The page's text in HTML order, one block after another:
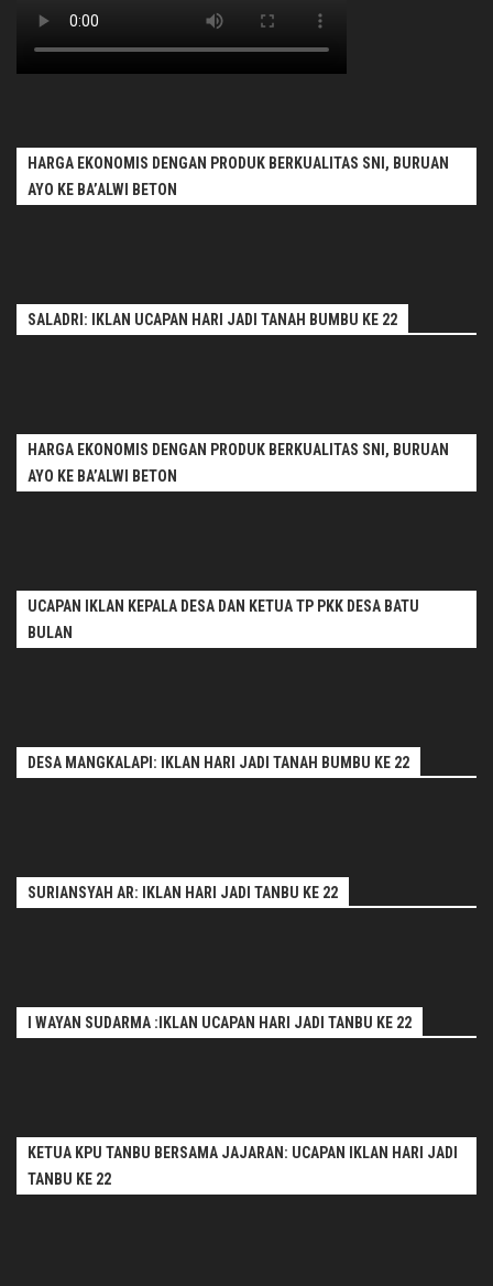
HARGA EKONOMIS DENGAN PRODUK BERKUALITAS SNI, BURUAN
AYO KE BA’ALWI BETON
SALADRI: IKLAN UCAPAN HARI JADI TANAH BUMBU KE 22
HARGA EKONOMIS DENGAN PRODUK BERKUALITAS SNI, BURUAN
AYO KE BA’ALWI BETON
UCAPAN IKLAN KEPALA DESA DAN KETUA TP PKK DESA BATU
BULAN
DESA MANGKALAPI: IKLAN HARI JADI TANAH BUMBU KE 22
SURIANSYAH AR: IKLAN HARI JADI TANBU KE 22
I WAYAN SUDARMA :IKLAN UCAPAN HARI JADI TANBU KE 22
KETUA KPU TANBU BERSAMA JAJARAN: UCAPAN IKLAN HARI JADI
TANBU KE 22